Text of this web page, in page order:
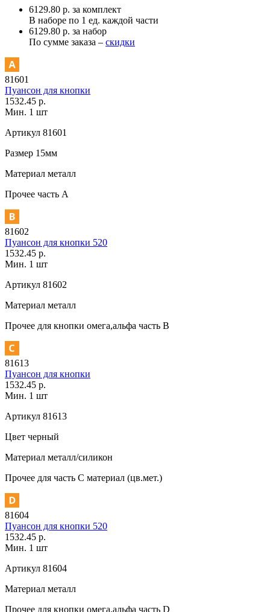
6129.80 р. за комплект
В наборе по 1 ед. каждой части
6129.80 р. за набор
По сумме заказа – скидки
81601
Пуансон для кнопки
1532.45 р.
Мин. 1 шт
Артикул 81601
Размер 15мм
Материал металл
Прочее часть A
81602
Пуансон для кнопки 520
1532.45 р.
Мин. 1 шт
Артикул 81602
Материал металл
Прочее для кнопки омега,альфа часть В
81613
Пуансон для кнопки
1532.45 р.
Мин. 1 шт
Артикул 81613
Цвет черный
Материал металл/силикон
Прочее для часть С материал (цв.мет.)
81604
Пуансон для кнопки 520
1532.45 р.
Мин. 1 шт
Артикул 81604
Материал металл
Прочее для кнопки омега,альфа часть D